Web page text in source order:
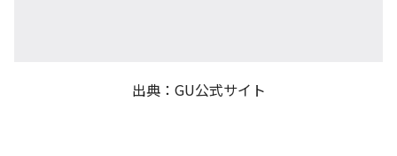
出典：GU公式サイト